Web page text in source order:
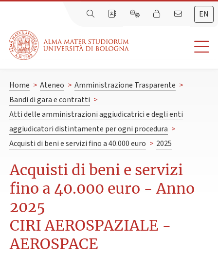
EN
Home > Ateneo > Amministrazione Trasparente >
Bandi di gara e contratti >
Atti delle amministrazioni aggiudicatrici e degli enti
aggiudicatori distintamente per ogni procedura >
Acquisti di beni e servizi fino a 40.000 euro > 2025
Acquisti di beni e servizi
fino a 40.000 euro - Anno
2025
CIRI AEROSPAZIALE -
AEROSPACE